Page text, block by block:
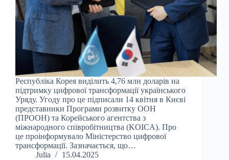
Республіка Корея виділить 4,76 млн доларів на
підтримку цифрової трансформації українського
Уряду. Угоду про це підписали 14 квітня в Києві
представники Програми розвитку ООН
(ПРООН) та Корейського агентства з
міжнародного співробітництва (KOICA). Про
це проінформувало Міністерство цифрової
трансформації. Зазначається, що…
Julia
15.04.2025